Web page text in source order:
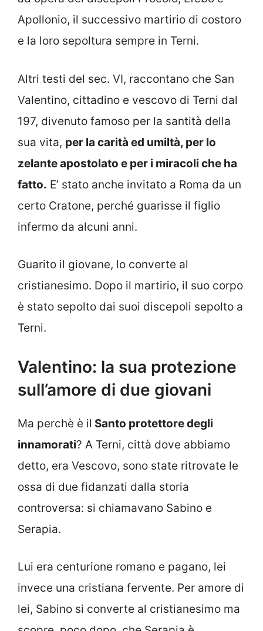
Apollonio, il successivo martirio di costoro
e la loro sepoltura sempre in Terni.
Altri testi del sec. VI, raccontano che San
Valentino, cittadino e vescovo di Terni dal
197, divenuto famoso per la santità della
sua vita, per la carità ed umiltà, per lo
zelante apostolato e per i miracoli che ha
fatto. E’ stato anche invitato a Roma da un
certo Cratone, perché guarisse il figlio
infermo da alcuni anni.
Guarito il giovane, lo converte al
cristianesimo. Dopo il martirio, il suo corpo
è stato sepolto dai suoi discepoli sepolto a
Terni.
Valentino: la sua protezione
sull’amore di due giovani
Ma perchè è il Santo protettore degli
innamorati? A Terni, città dove abbiamo
detto, era Vescovo, sono state ritrovate le
ossa di due fidanzati dalla storia
controversa: si chiamavano Sabino e
Serapia.
Lui era centurione romano e pagano, lei
invece una cristiana fervente. Per amore di
lei, Sabino si converte al cristianesimo ma